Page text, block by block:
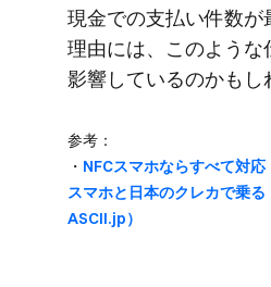
現金での​支払い​件数が​
理由には、​このような​
影響しているのかもし
参考：
・ NFCスマホなら​すべて​対応
スマホと​日本の​クレカで​乗
ASCII.jp）